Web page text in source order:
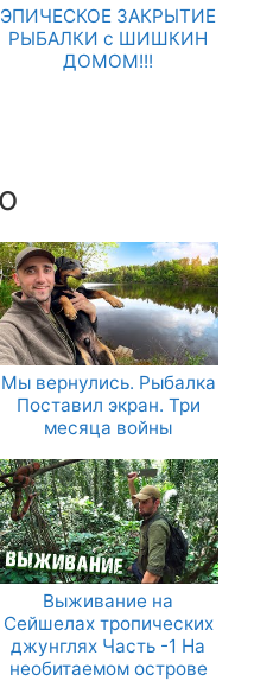
ЭПИЧЕСКОЕ ЗАКРЫТИЕ
РЫБАЛКИ с ШИШКИН
ДОМОМ!!!
Мы вернулись. Рыбалка
Поставил экран. Три
месяца войны
Выживание на
Сейшелах тропических
джунглях Часть -1 На
необитаемом острове